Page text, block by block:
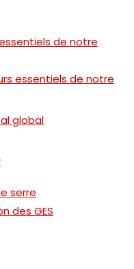
de notre
essentiels de notre
global
serre
des GES